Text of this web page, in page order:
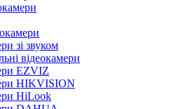
зі звуком
відеокамери
EZVIZ
HIKVISION
HiLook